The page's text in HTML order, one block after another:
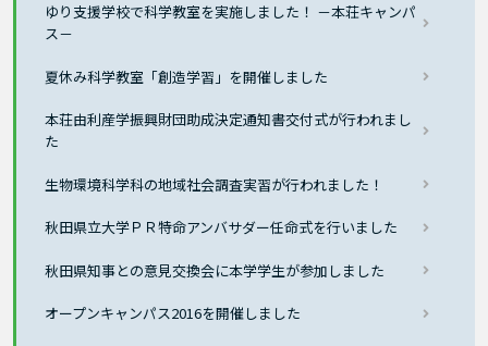
ゆり支援学校で科学教室を実施しました！ －本荘キャンパ
ス－
夏休み科学教室「創造学習」を開催しました
本荘由利産学振興財団助成決定通知書交付式が行われまし
た
生物環境科学科の地域社会調査実習が行われました！
秋田県立大学ＰＲ特命アンバサダー任命式を行いました
秋田県知事との意見交換会に本学学生が参加しました
オープンキャンパス2016を開催しました